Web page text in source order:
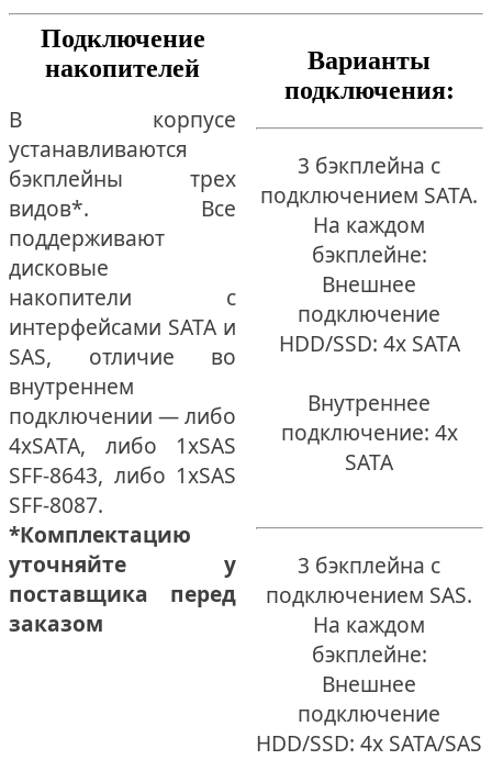
Подключение
накопителей
В корпусе
устанавливаются
бэкплейны трех
видов*. Все
поддерживают
дисковые
накопители с
интерфейсами SATA и
SAS, отличие во
внутреннем
подключении — либо
4xSATA, либо 1xSAS
SFF-8643, либо 1xSAS
SFF-8087.
*Комплектацию
уточняйте у
поставщика перед
заказом
Варианты
подключения:
3 бэкплейна с
подключением SATA.
На каждом
бэкплейне:
Внешнее
подключение
HDD/SSD: 4x SATA
Внутреннее
подключение: 4x
SATA
3 бэкплейна с
подключением SAS.
На каждом
бэкплейне:
Внешнее
подключение
HDD/SSD: 4x SATA/SAS